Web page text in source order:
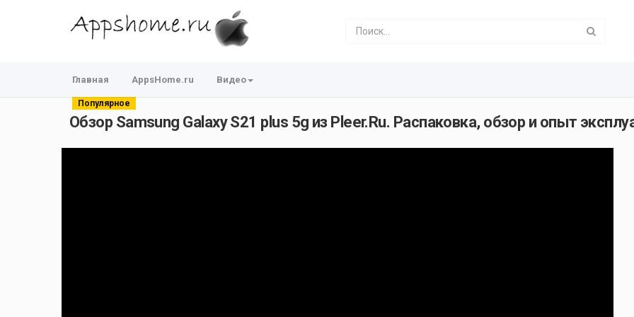
Главная AppsHome.ru Видео
Популярное
Обзор Samsung Galaxy S21 plus 5g из Pleer.Ru. Распаковка, обзор и опыт